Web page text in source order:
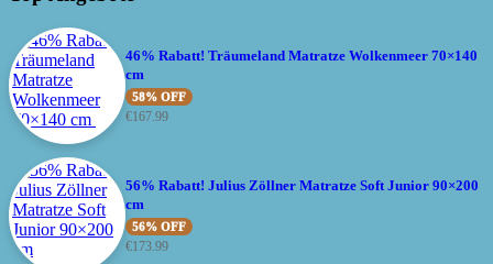
46% Rabatt! Träumeland Matratze Wolkenmeer 70×140
cm
58% OFF
€167.99
56% Rabatt! Julius Zöllner Matratze Soft Junior 90×200
cm
56% OFF
€173.99